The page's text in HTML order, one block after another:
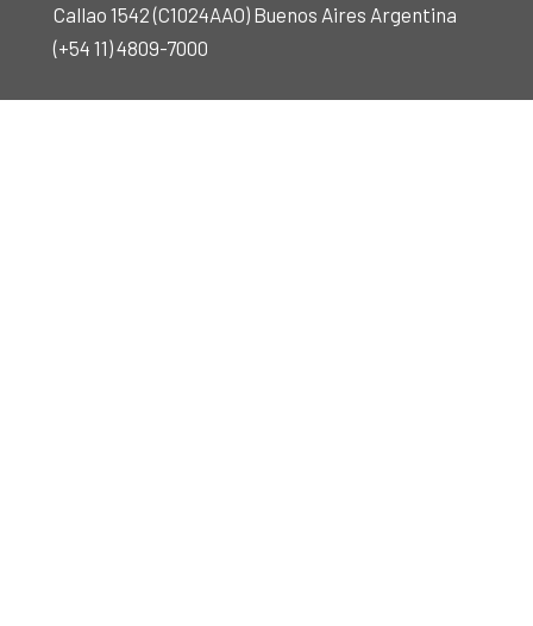
Callao 1542 (C1024AAO) Buenos Aires Argentina
(+54 11) 4809-7000